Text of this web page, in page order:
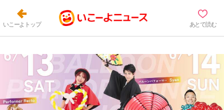
いこーよトップ あとで読む